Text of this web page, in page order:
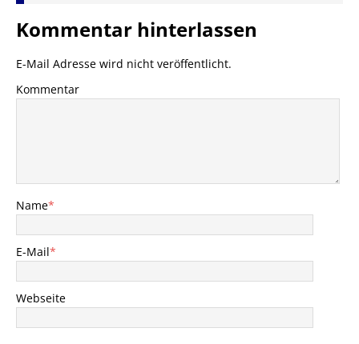
Kommentar hinterlassen
E-Mail Adresse wird nicht veröffentlicht.
Kommentar
Name*
E-Mail*
Webseite